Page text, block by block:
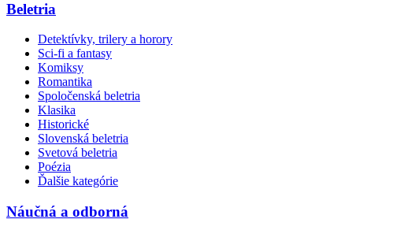
Beletria
Detektívky, trilery a horory
Sci-fi a fantasy
Komiksy
Romantika
Spoločenská beletria
Klasika
Historické
Slovenská beletria
Svetová beletria
Poézia
Ďalšie kategórie
Náučná a odborná